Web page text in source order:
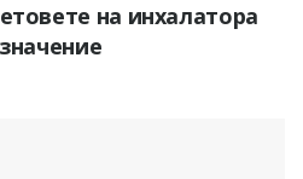
на инхалатора